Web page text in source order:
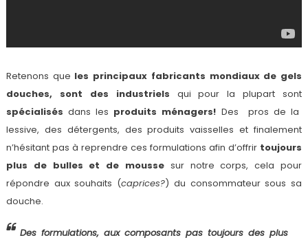
Retenons que les principaux fabricants mondiaux de gels
douches, sont des industriels qui pour la plupart sont
spécialisés dans les produits ménagers! Des pros de la
lessive, des détergents, des produits vaisselles et finalement
n’hésitant pas à reprendre ces formulations afin d’offrir toujours
plus de bulles et de mousse sur notre corps, cela pour
répondre aux souhaits (caprices?) du consommateur sous sa
douche.
Des formulations, aux composants pas toujours des plus